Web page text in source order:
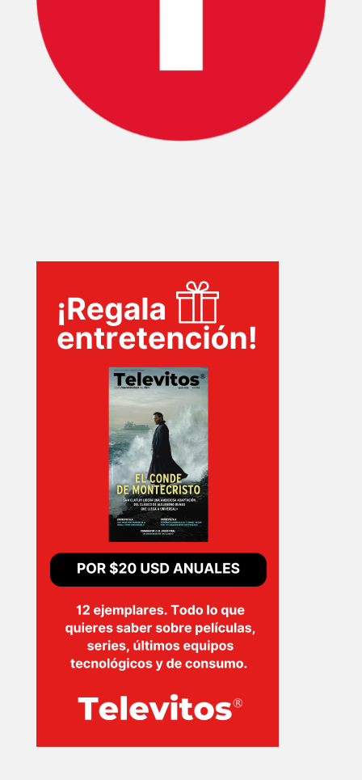
TECNOVITOS
EVENTOS